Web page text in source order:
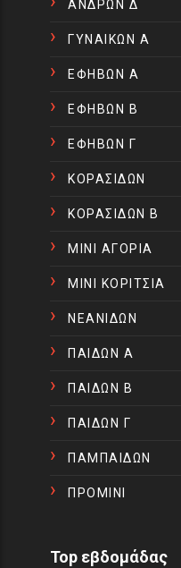
ΑΝΔΡΩΝ Δ
ΓΥΝΑΙΚΩΝ Α
ΕΦΗΒΩΝ Α
ΕΦΗΒΩΝ Β
ΕΦΗΒΩΝ Γ
ΚΟΡΑΣΙΔΩΝ
ΚΟΡΑΣΙΔΩΝ Β
ΜΙΝΙ ΑΓΟΡΙΑ
ΜΙΝΙ ΚΟΡΙΤΣΙΑ
ΝΕΑΝΙΔΩΝ
ΠΑΙΔΩΝ Α
ΠΑΙΔΩΝ Β
ΠΑΙΔΩΝ Γ
ΠΑΜΠΑΙΔΩΝ
ΠΡΟΜΙΝΙ
Top εβδομάδας